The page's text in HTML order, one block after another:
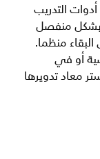
التدريب
بشكل منفصل
البقاء منظما.
أو في
معاد تدويرها